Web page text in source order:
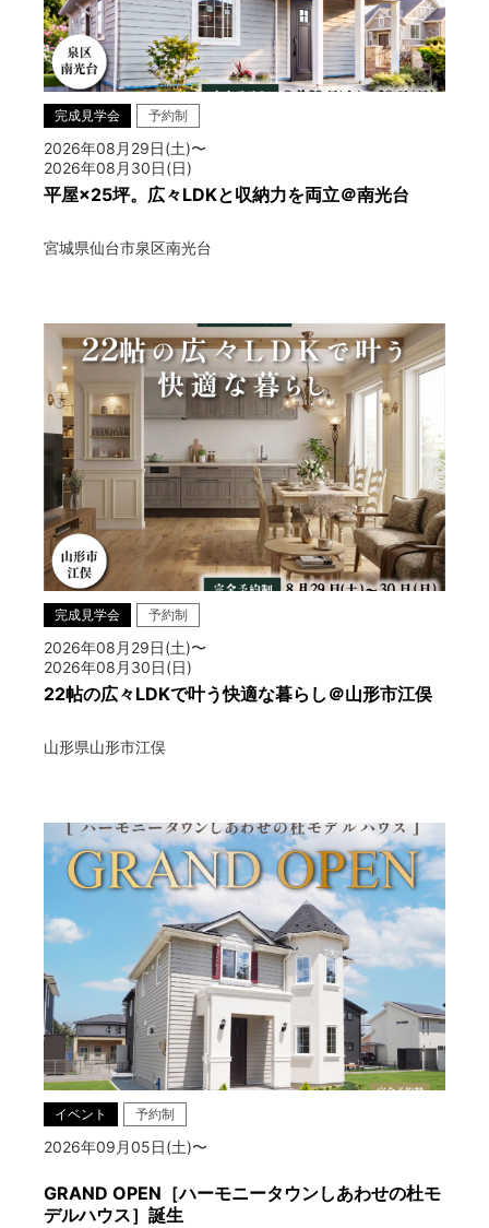
完成見学会 予約制
2026年08月29日(土)〜
2026年08月30日(日)
平屋×25坪。広々LDKと収納力を両立＠南光台
宮城県仙台市泉区南光台
完成見学会 予約制
2026年08月29日(土)〜
2026年08月30日(日)
22帖の広々LDKで叶う快適な暮らし＠山形市江俣
山形県山形市江俣
イベント 予約制
2026年09月05日(土)〜
GRAND OPEN［ハーモニータウンしあわせの杜モ
デルハウス］誕生